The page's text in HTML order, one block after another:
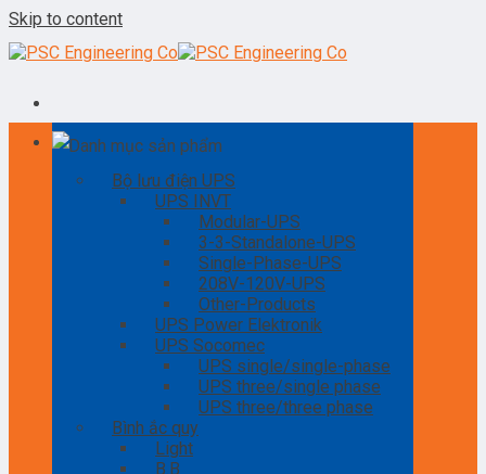
Skip to content
Danh mục sản phẩm
Bộ lưu điện UPS
UPS INVT
Modular-UPS
3-3-Standalone-UPS
Single-Phase-UPS
208V-120V-UPS
Other-Products
UPS Power Elektronik
UPS Socomec
UPS single/single-phase
UPS three/single phase
UPS three/three phase
Bình ắc quy
Light
B.B